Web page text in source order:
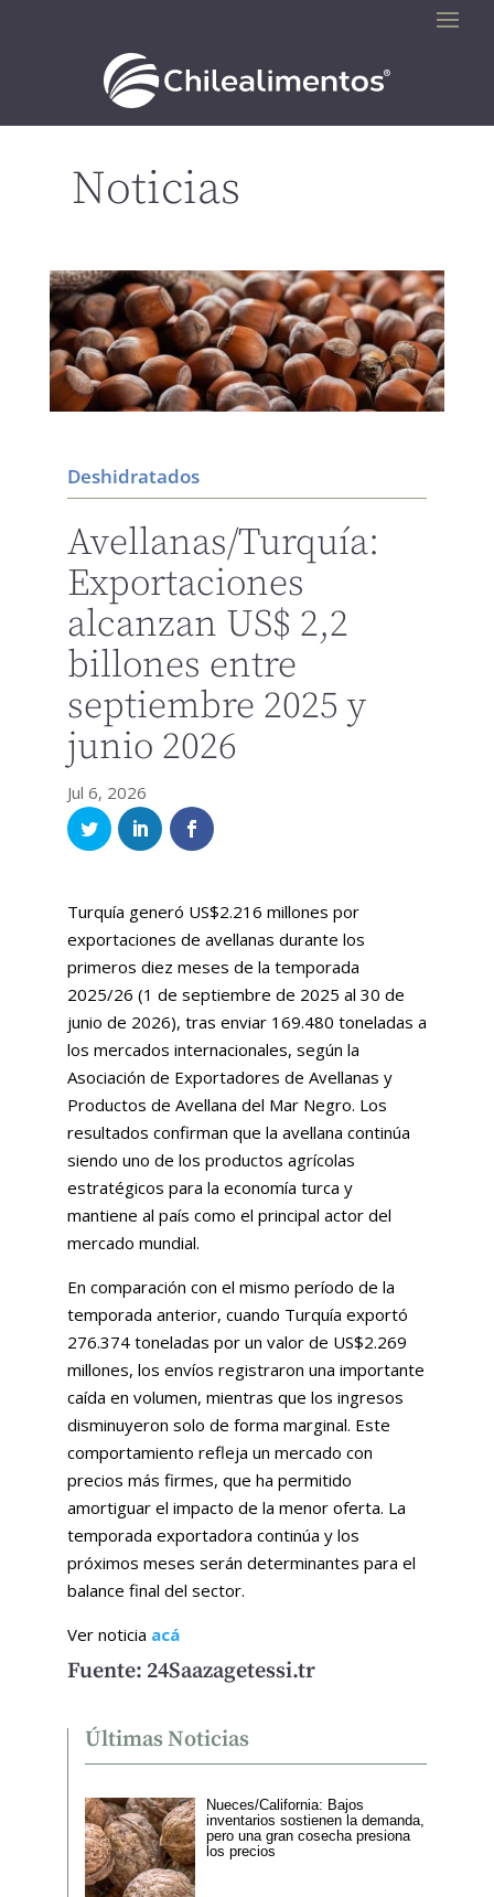
Noticias
Deshidratados
Avellanas/Turquía:
Exportaciones
alcanzan US$ 2,2
billones entre
septiembre 2025 y
junio 2026
Jul 6, 2026
Turquía generó US$2.216 millones por
exportaciones de avellanas durante los
primeros diez meses de la temporada
2025/26 (1 de septiembre de 2025 al 30 de
junio de 2026), tras enviar 169.480 toneladas a
los mercados internacionales, según la
Asociación de Exportadores de Avellanas y
Productos de Avellana del Mar Negro. Los
resultados confirman que la avellana continúa
siendo uno de los productos agrícolas
estratégicos para la economía turca y
mantiene al país como el principal actor del
mercado mundial.
En comparación con el mismo período de la
temporada anterior, cuando Turquía exportó
276.374 toneladas por un valor de US$2.269
millones, los envíos registraron una importante
caída en volumen, mientras que los ingresos
disminuyeron solo de forma marginal. Este
comportamiento refleja un mercado con
precios más firmes, que ha permitido
amortiguar el impacto de la menor oferta. La
temporada exportadora continúa y los
próximos meses serán determinantes para el
balance final del sector.
Ver noticia acá
Fuente: 24Saazagetessi.tr
Últimas Noticias
Nueces/California: Bajos
inventarios sostienen la demanda,
pero una gran cosecha presiona
los precios